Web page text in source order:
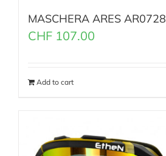
MASCHERA ARES AR0728
CHF 107.00
Add to cart